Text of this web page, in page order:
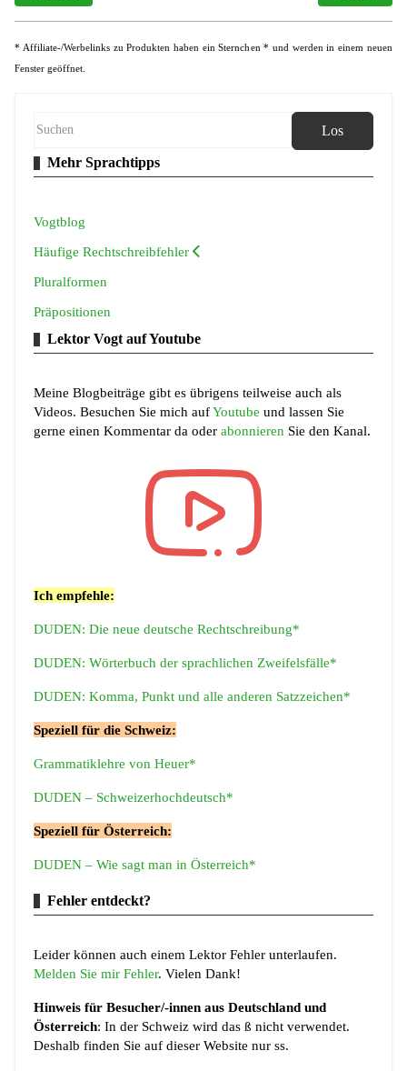
* Affiliate-/Werbelinks zu Produkten haben ein Sternchen * und werden in einem neuen
Fenster geöffnet.
Los
Mehr Sprachtipps
Vogtblog
Häufige Rechtschreibfehler
Pluralformen
Präpositionen
Lektor Vogt auf Youtube
Meine Blogbeiträge gibt es übrigens teilweise auch als
Videos. Besuchen Sie mich aufYoutubeund lassen Sie
gerne einen Kommentar da oderabonnieren Sie den Kanal.
Ich empfehle:
DUDEN: Die neue deutsche Rechtschreibung*
DUDEN: Wörterbuch der sprachlichen Zweifelsfälle*
DUDEN: Komma, Punkt und alle anderen Satzzeichen*
Speziell für die Schweiz:
Grammatiklehre von Heuer*
DUDEN – Schweizerhochdeutsch*
Speziell für Österreich:
DUDEN – Wie sagt man in Österreich*
Fehler entdeckt?
Leider können auch einem Lektor Fehler unterlaufen.
Melden Sie mir Fehler. Vielen Dank!
Hinweis für Besucher/-innen aus Deutschland und
Österreich: In der Schweiz wird das ß nicht verwendet.
Deshalb finden Sie auf dieser Website nur ss.